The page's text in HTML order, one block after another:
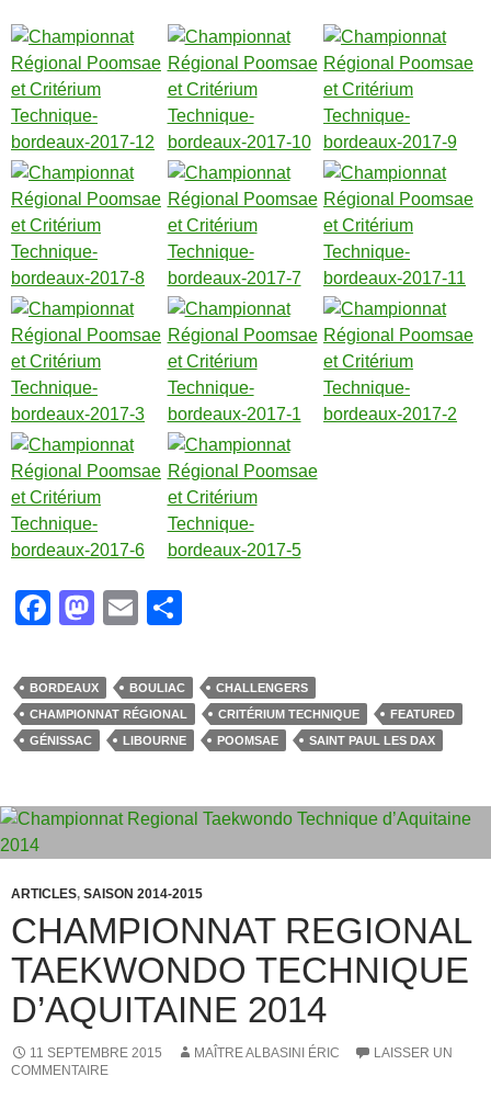
F
c
e
b
o
k
M
st
o
d
n
E
ail ta
g
er
BORDEAUX BOULIAC
CHALLENGERS
CHAMPIONNAT RÉGIONAL
CRITÉRIUM TECHNIQUE
FEATURED
GÉNISSAC
LIBOURNE POOMSAE SAINT PAUL LES DAX
ARTICLES, SAISON 2014-2015
CHAMPIONNAT REGIONAL
TAEKWONDO TECHNIQUE
D’AQUITAINE 2014
11 SEPTEMBRE 2015 MAÎTRE ALBASINI ÉRIC
LAISSER UN
COMMENTAIRE